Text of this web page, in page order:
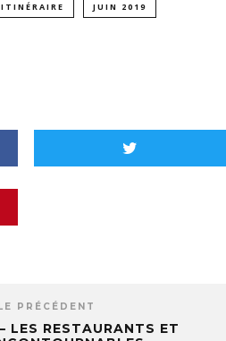
ITINÉRAIRE JUIN 2019
PRÉCÉDENT
LES RESTAURANTS ET